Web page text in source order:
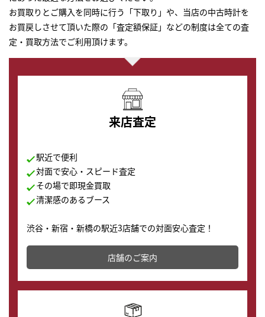
お買取りとご購入を同時に行う「下取り」や、当店の中古時計を
お買戻しさせて頂いた際の「査定額保証」などの制度は全ての査
定・買取方法でご利用頂けます。
来店査定
駅近で便利
対面で安心・スピード査定
その場で即現金買取
清潔感のあるブース
渋谷・新宿・新橋の駅近3店舗での対面安心査定！
その場で現金買取致します。渋谷本店では、時計販売の
店舗を併設しており、下取りに出してお得に新しい時計
の購入もできます♪
店舗のご案内